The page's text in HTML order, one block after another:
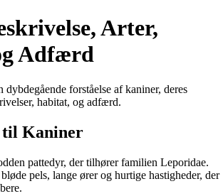
Arter,
Adfærd
forståelse af kaniner, deres
habitat, og adfærd.
Kaniner
pattedyr, der tilhører familien Leporidae.
pels, lange ører og hurtige hastigheder, der